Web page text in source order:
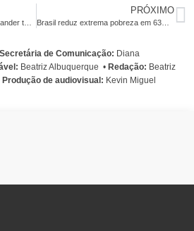
PRÓXIMO
Brasil reduz extrema pobreza em 63% nos últimos 10 anos
Secretária de Comunicação: Diana
Beatriz Albuquerque • Redação: Beatriz
Produção de audiovisual: Kevin Miguel